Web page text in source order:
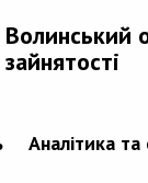
Волинський
зайнятості
Аналітика та